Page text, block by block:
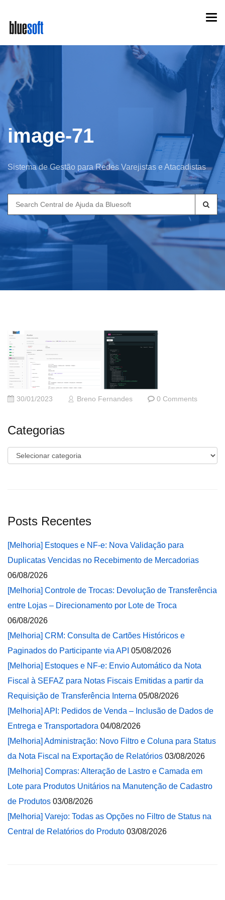
main
content
image-71
Sistema de Gestão para Redes Varejistas e Atacadistas
Search
for:
30/01/2023 Breno Fernandes 0 Comments
Categorias
Categorias
Posts Recentes
[Melhoria] Estoques e NF-e: Nova Validação para
Duplicatas Vencidas no Recebimento de Mercadorias
06/08/2026
[Melhoria] Controle de Trocas: Devolução de Transferência
entre Lojas – Direcionamento por Lote de Troca
06/08/2026
[Melhoria] CRM: Consulta de Cartões Históricos e
Paginados do Participante via API 05/08/2026
[Melhoria] Estoques e NF-e: Envio Automático da Nota
Fiscal à SEFAZ para Notas Fiscais Emitidas a partir da
Requisição de Transferência Interna 05/08/2026
[Melhoria] API: Pedidos de Venda – Inclusão de Dados de
Entrega e Transportadora 04/08/2026
[Melhoria] Administração: Novo Filtro e Coluna para Status
da Nota Fiscal na Exportação de Relatórios 03/08/2026
[Melhoria] Compras: Alteração de Lastro e Camada em
Lote para Produtos Unitários na Manutenção de Cadastro
de Produtos 03/08/2026
[Melhoria] Varejo: Todas as Opções no Filtro de Status na
Central de Relatórios do Produto 03/08/2026